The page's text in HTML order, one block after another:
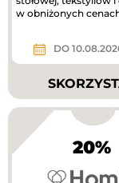
w obniżonych
DO
20%